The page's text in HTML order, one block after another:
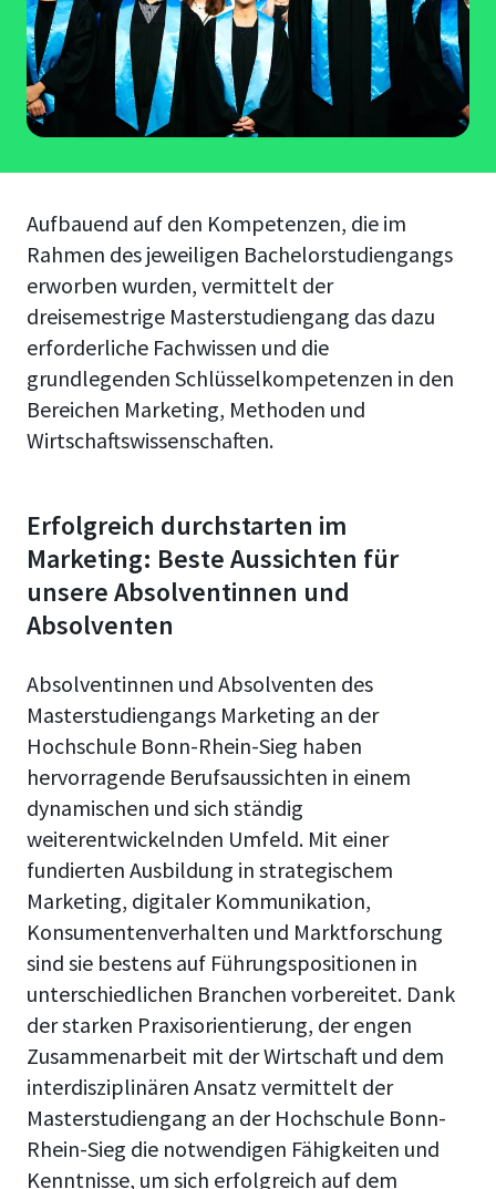
Aufbauend auf den Kompetenzen, die im
Rahmen des jeweiligen Bachelorstudiengangs
erworben wurden, vermittelt der
dreisemestrige Masterstudiengang das dazu
erforderliche Fachwissen und die
grundlegenden Schlüsselkompetenzen in den
Bereichen Marketing, Methoden und
Wirtschaftswissenschaften.
Erfolgreich durchstarten im
Marketing: Beste Aussichten für
unsere Absolventinnen und
Absolventen
Absolventinnen und Absolventen des
Masterstudiengangs Marketing an der
Hochschule Bonn-Rhein-Sieg haben
hervorragende Berufsaussichten in einem
dynamischen und sich ständig
weiterentwickelnden Umfeld. Mit einer
fundierten Ausbildung in strategischem
Marketing, digitaler Kommunikation,
Konsumentenverhalten und Marktforschung
sind sie bestens auf Führungspositionen in
unterschiedlichen Branchen vorbereitet. Dank
der starken Praxisorientierung, der engen
Zusammenarbeit mit der Wirtschaft und dem
interdisziplinären Ansatz vermittelt der
Masterstudiengang an der Hochschule Bonn-
Rhein-Sieg die notwendigen Fähigkeiten und
Kenntnisse, um sich erfolgreich auf dem